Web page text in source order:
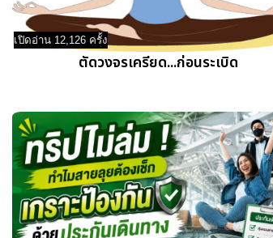
เปิดอ่าน 12,126 ครั้ง
ตัดวงจรเครียด...ก่อนระเบิด